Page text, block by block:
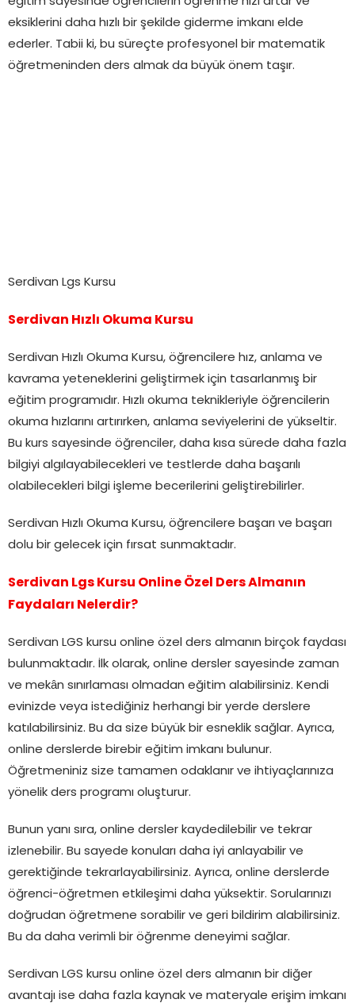
eksiklerini daha hızlı bir şekilde giderme imkanı elde
ederler. Tabii ki, bu süreçte profesyonel bir matematik
öğretmeninden ders almak da büyük önem taşır.
Serdivan Lgs Kursu
Serdivan Hızlı Okuma Kursu
Serdivan Hızlı Okuma Kursu, öğrencilere hız, anlama ve
kavrama yeteneklerini geliştirmek için tasarlanmış bir
eğitim programıdır. Hızlı okuma teknikleriyle öğrencilerin
okuma hızlarını artırırken, anlama seviyelerini de yükseltir.
Bu kurs sayesinde öğrenciler, daha kısa sürede daha fazla
bilgiyi algılayabilecekleri ve testlerde daha başarılı
olabilecekleri bilgi işleme becerilerini geliştirebilirler.
Serdivan Hızlı Okuma Kursu, öğrencilere başarı ve başarı
dolu bir gelecek için fırsat sunmaktadır.
Serdivan Lgs Kursu Online Özel Ders Almanın
Faydaları Nelerdir?
Serdivan LGS kursu online özel ders almanın birçok faydası
bulunmaktadır. İlk olarak, online dersler sayesinde zaman
ve mekân sınırlaması olmadan eğitim alabilirsiniz. Kendi
evinizde veya istediğiniz herhangi bir yerde derslere
katılabilirsiniz. Bu da size büyük bir esneklik sağlar. Ayrıca,
online derslerde birebir eğitim imkanı bulunur.
Öğretmeniniz size tamamen odaklanır ve ihtiyaçlarınıza
yönelik ders programı oluşturur.
Bunun yanı sıra, online dersler kaydedilebilir ve tekrar
izlenebilir. Bu sayede konuları daha iyi anlayabilir ve
gerektiğinde tekrarlayabilirsiniz. Ayrıca, online derslerde
öğrenci-öğretmen etkileşimi daha yüksektir. Sorularınızı
doğrudan öğretmene sorabilir ve geri bildirim alabilirsiniz.
Bu da daha verimli bir öğrenme deneyimi sağlar.
Serdivan LGS kursu online özel ders almanın bir diğer
avantajı ise daha fazla kaynak ve materyale erişim imkanı